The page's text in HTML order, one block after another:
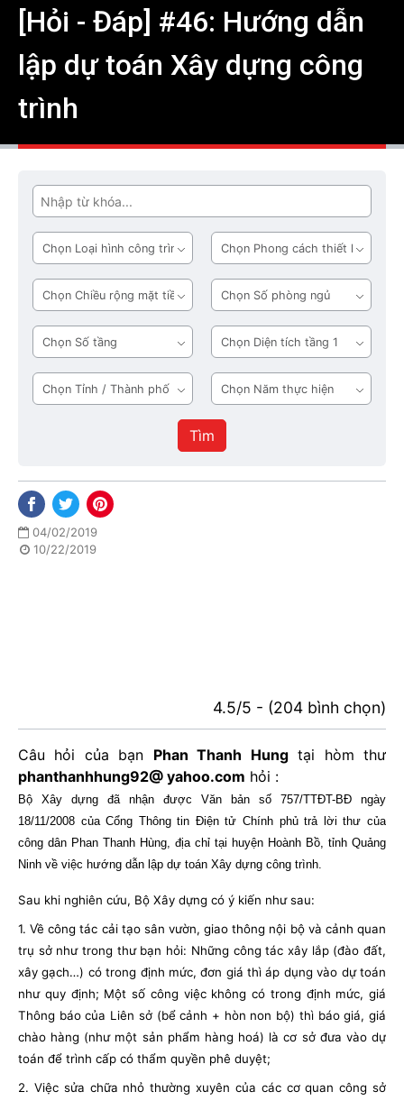
[Hỏi - Đáp] #46: Hướng dẫn
lập dự toán Xây dựng công
trình
Tìm
Loại
hình
công
trình
Phong
cách
thiết
kế
Chiều
rộng
mặt
tiền
Số
phòng
ngủ
Số
tầng
Diện
tích
tầng
1
Tỉnh
/
Năm
thực
hiện
Tìm
04/02/2019
10/22/2019
4.5/5 - (204 bình chọn)
Câu hỏi của bạn Phan Thanh Hungtại hòm thư
phanthanhhung92@ yahoo.com hỏi :
Bộ Xây dựng đã nhận được Văn bản số 757/TTĐT-BĐ ngày
18/11/2008 của Cổng Thông tin Điện tử Chính phủ trả lời thư của
công dân Phan Thanh Hùng, địa chỉ tại huyện Hoành Bồ, tỉnh Quảng
Ninh về việc hướng dẫn lập dự toán Xây dựng công trình.
Sau khi nghiên cứu, Bộ Xây dựng có ý kiến như sau:
1. Về công tác cải tạo sân vườn, giao thông nội bộ và cảnh quan
trụ sở như trong thư bạn hỏi: Những công tác xây lắp (đào đất,
xây gạch…) có trong định mức, đơn giá thì áp dụng vào dự toán
như quy định; Một số công việc không có trong định mức, giá
Thông báo của Liên sở (bể cảnh + hòn non bộ) thì báo giá, giá
chào hàng (như một sản phẩm hàng hoá) là cơ sở đưa vào dự
toán để trình cấp có thẩm quyền phê duyệt;
2. Việc sửa chữa nhỏ thường xuyên của các cơ quan công sở